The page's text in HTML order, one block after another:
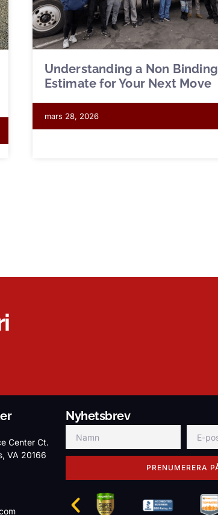
Understanding a Non Binding
Estimate for Your Next Move
mars 28, 2026
Center Ct.
VA 20166
Nyhetsbrev
PRENUMERERA